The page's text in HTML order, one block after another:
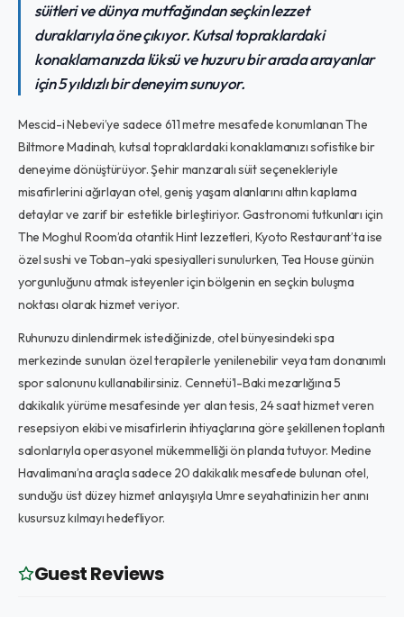
süitleri ve dünya mutfağından seçkin lezzet
duraklarıyla öne çıkıyor. Kutsal topraklardaki
konaklamanızda lüksü ve huzuru bir arada arayanlar
için 5 yıldızlı bir deneyim sunuyor.
Mescid-i Nebevi’ye sadece 611 metre mesafede konumlanan The
Biltmore Madinah, kutsal topraklardaki konaklamanızı sofistike bir
deneyime dönüştürüyor. Şehir manzaralı süit seçenekleriyle
misafirlerini ağırlayan otel, geniş yaşam alanlarını altın kaplama
detaylar ve zarif bir estetikle birleştiriyor. Gastronomi tutkunları için
The Moghul Room’da otantik Hint lezzetleri, Kyoto Restaurant’ta ise
özel sushi ve Toban-yaki spesiyalleri sunulurken, Tea House günün
yorgunluğunu atmak isteyenler için bölgenin en seçkin buluşma
noktası olarak hizmet veriyor.
Ruhunuzu dinlendirmek istediğinizde, otel bünyesindeki spa
merkezinde sunulan özel terapilerle yenilenebilir veya tam donanımlı
spor salonunu kullanabilirsiniz. Cennetü'l-Baki mezarlığına 5
dakikalık yürüme mesafesinde yer alan tesis, 24 saat hizmet veren
resepsiyon ekibi ve misafirlerin ihtiyaçlarına göre şekillenen toplantı
salonlarıyla operasyonel mükemmelliği ön planda tutuyor. Medine
Havalimanı’na araçla sadece 20 dakikalık mesafede bulunan otel,
sunduğu üst düzey hizmet anlayışıyla Umre seyahatinizin her anını
kusursuz kılmayı hedefliyor.
Guest Reviews